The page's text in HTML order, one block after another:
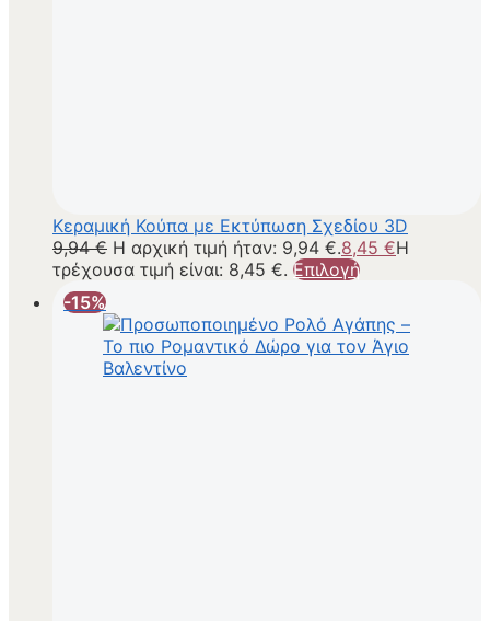
Κεραμική Κούπα με Εκτύπωση Σχεδίου 3D
9,94€ Η αρχική τιμή ήταν: 9,94 €.8,45 €Η
τρέχουσα τιμή είναι: 8,45 €. Επιλογή
-15%